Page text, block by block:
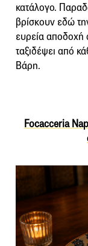
κατάλογο.
βρίσκουν εδώ
ευρεία αποδοχή
ταξιδέψει από
Βάρη.
Focacceria